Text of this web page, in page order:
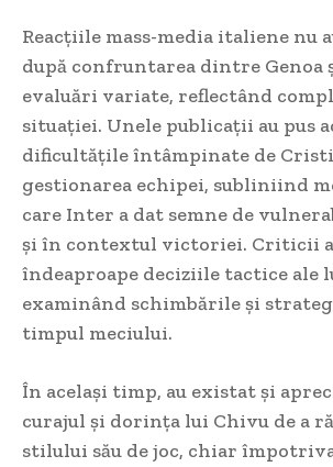
Reacțiile mass-media italiene nu
după confruntarea dintre Genoa
evaluări variate, reflectând
situației. Unele publicații au pus
dificultățile întâmpinate de
gestionarea echipei, subliniind
care Inter a dat semne de
și în contextul victoriei. Criticii
îndeaproape deciziile tactice ale
examinând schimbările și
timpul meciului.
În același timp, au existat și
curajul și dorința lui Chivu de a
stilului său de joc, chiar